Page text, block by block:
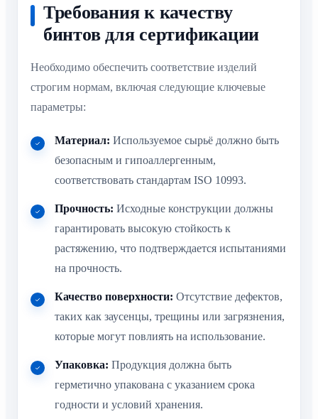
Требования к качеству
бинтов для сертификации
Необходимо обеспечить соответствие изделий
строгим нормам, включая следующие ключевые
параметры:
Материал: Используемое сырьё должно быть
безопасным и гипоаллергенным,
соответствовать стандартам ISO 10993.
Прочность: Исходные конструкции должны
гарантировать высокую стойкость к
растяжению, что подтверждается испытаниями
на прочность.
Качество поверхности: Отсутствие дефектов,
таких как заусенцы, трещины или загрязнения,
которые могут повлиять на использование.
Упаковка: Продукция должна быть
герметично упакована с указанием срока
годности и условий хранения.